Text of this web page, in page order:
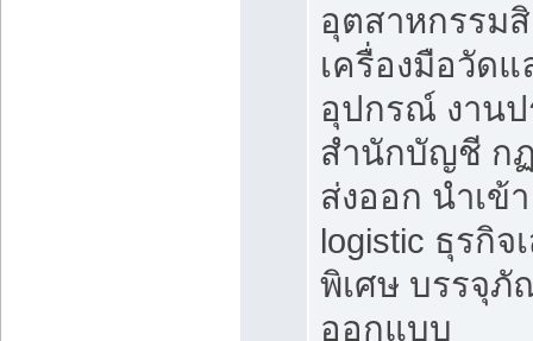
อุตสาหกรรม
เครื่องมือวัดแ
อุปกรณ์ งานป
สำนักบัญชี ก
ส่งออก นำเข้
logistic ธุรกิจ
พิเศษ บรรจุ
ออกแบบ